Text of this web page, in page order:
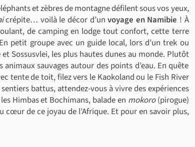
et zèbres de montagne défilent sous vos yeux,
crépite… voilà le décor d’unvoyage en Namibie ! À
de camping en lodge tout confort, cette terre
petit groupe avec un guide local, lors d’un trek ou
Sossusvlei, les plus hautes dunes au monde. Plutôt
sauvages autour des points d’eau. En quête
tente de toit, filez vers le Kaokoland ou le Fish River
battus, attendez-vous à vivre des expériences
Himbas et Bochimans, balade en mokoro(pirogue)
de ce joyau de l’Afrique. Et pour en savoir plus,